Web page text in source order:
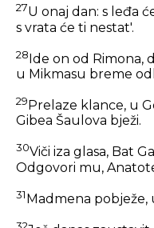
27U onaj dan: s leđa
s vrata će ti nestat'.
28Ide on od Rimona,
u Mikmasu breme
29 Prelaze klance, u
Gibea Šaulova bježi.
30Viči iza glasa, Bat
Odgovori mu,
31Madmena pobježe,